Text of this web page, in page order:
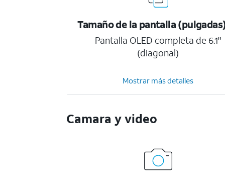
Tamaño de la pantalla
Pantalla OLED completa de 6.1"
(diagonal)
Mostrar más detalles
Camara y video